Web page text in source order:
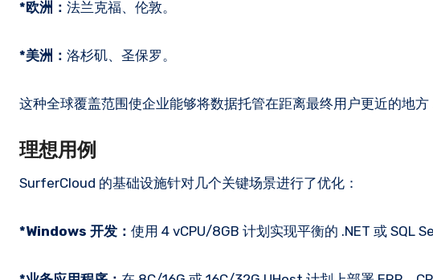
*欧洲： 法兰克福、伦敦。
*美洲： 洛杉矶、圣保罗。
这种全球覆盖范围使企业能够将数据托管在距离最终用户更近的地
理想用例
SurferCloud 的基础设施针对几个关键场景进行了优化：
*Windows 开发： 使用 4 vCPU/8GB 计划实现平衡的 .NET 或 SQL